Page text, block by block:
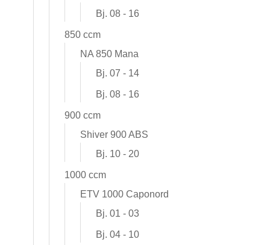
Bj. 08 - 16
850 ccm
NA 850 Mana
Bj. 07 - 14
Bj. 08 - 16
900 ccm
Shiver 900 ABS
Bj. 10 - 20
1000 ccm
ETV 1000 Caponord
Bj. 01 - 03
Bj. 04 - 10